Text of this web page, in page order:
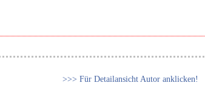
>>> Für Detailansicht Autor anklicken!